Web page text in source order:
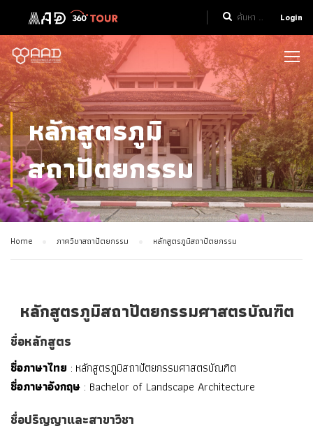
Login
หลักสูตรภูมิ
สถาปัตยกรรม
Home ภาควิชาสถาปัตยกรรม หลักสูตรภูมิสถาปัตยกรรม
หลักสูตรภูมิสถาปัตยกรรมศาสตรบัณฑิต
ชื่อหลักสูตร
ชื่อภาษาไทย : หลักสูตรภูมิสถาปัตยกรรมศาสตรบัณฑิต
ชื่อภาษาอังกฤษ : Bachelor of Landscape Architecture
ชื่อปริญญาและสาขาวิชา